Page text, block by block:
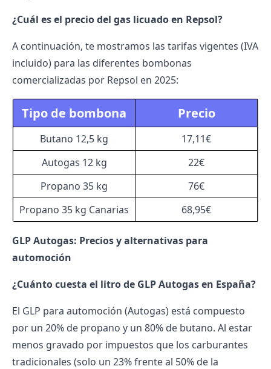
¿Cuál es el precio del gas licuado en Repsol?
A continuación, te mostramos las tarifas vigentes (IVA
incluido) para las diferentes bombonas
comercializadas por Repsol en 2025:
Tipo de bombona Precio
Butano 12,5 kg
17,11€
Autogas 12 kg
22€
Propano 35 kg
76€
Propano 35 kg Canarias
68,95€
GLP Autogas: Precios y alternativas para
automoción
¿Cuánto cuesta el litro de GLP Autogas en España?
El GLP para automoción (Autogas) está compuesto
por un 20% de propano y un 80% de butano. Al estar
menos gravado por impuestos que los carburantes
tradicionales (solo un 23% frente al 50% de la